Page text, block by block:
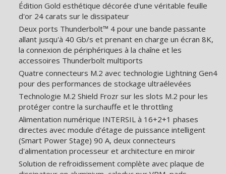
Édition Gold esthétique décorée d'une véritable feuille
d'or 24 carats sur le dissipateur
Deux ports Thunderbolt™ 4 pour une bande passante
allant jusqu'à 40 Gb/s et prenant en charge un écran 8K,
la connexion de périphériques à la chaîne et les
accessoires Thunderbolt multiports
Quatre connecteurs M.2 avec technologie Lightning Gen4
pour des performances de stockage ultraélevées
Technologie M.2 Shield Frozr sur les slots M.2 pour les
protéger contre la surchauffe et le throttling
Alimentation numérique INTERSIL à 16+2+1 phases
directes avec module d'étage de puissance intelligent
(Smart Power Stage) 90 A, deux connecteurs
d'alimentation processeur et architecture en miroir
Solution de refroidissement complète avec plaque de